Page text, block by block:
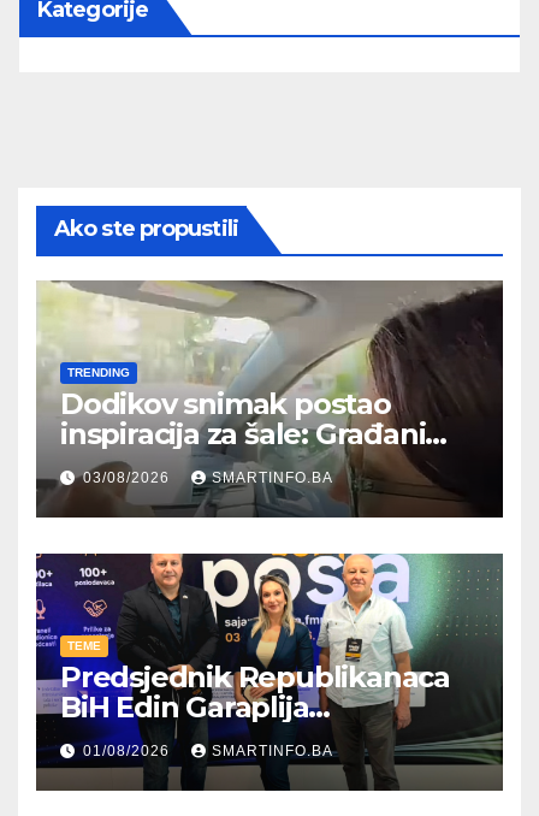
Kategorije
Ako ste propustili
TRENDING
Dodikov snimak postao
inspiracija za šale: Građani
kroz parodiju poslali poruku
03/08/2026 SMARTINFO.BA
TEME
Predsjednik Republikanaca
BiH Edin Garaplija
prisustvovao prezentaciji
Federalnog sajma
zapošljavanja
01/08/2026 SMARTINFO.BA